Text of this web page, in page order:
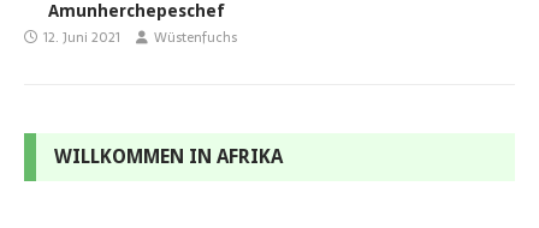
Amunherchepeschef
12. Juni 2021 Wüstenfuchs
WILLKOMMEN IN AFRIKA